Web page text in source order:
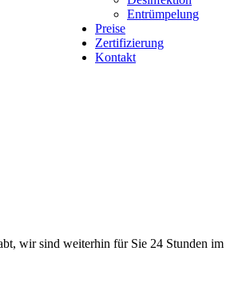
Entrümpelung
Preise
Zertifizierung
Kontakt
wir sind weiterhin für Sie 24 Stunden im